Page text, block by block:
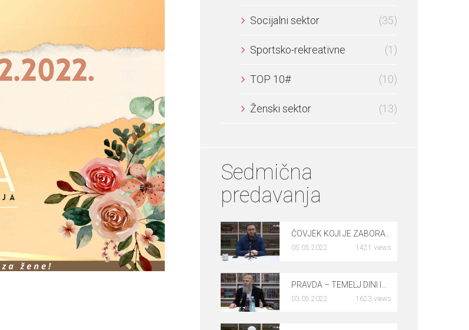
Socijalni sektor (35)
Sportsko-rekreativne (1)
TOP 10# (10)
Ženski sektor (13)
Sedmična
predavanja
0
05.05.2022 1421 views
0
03.05.2022 1623 views